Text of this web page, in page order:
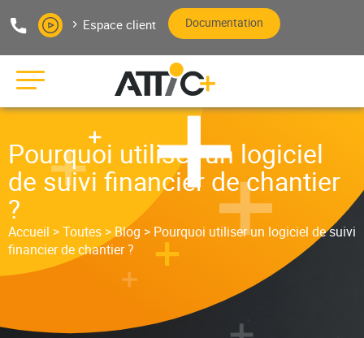
Espace client
Documentation
Editeur de logiciels bâtiment
Pourquoi utiliser un logiciel
de suivi financier de chantier
?
Accueil >Toutes > Blog > Pourquoi utiliser un logiciel de suivi
financier de chantier ?